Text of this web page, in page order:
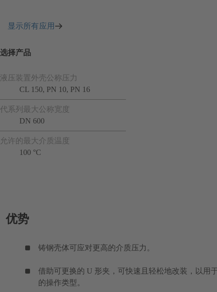
显示所有应用
选择产品
液压装置外壳公称压力
CL 150, PN 10, PN 16
代系列最大公称宽度
DN 600
允许的最大介质温度
100 °C
优势
铸钢壳体可应对更高的介质压力。
借助可更换的 U 形夹，可快速且轻松地改装，以用
的操作类型。